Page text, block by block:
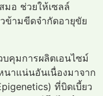
มอ ช่วยให้เซลล์
ข้ามขีดจำกัดอายุขัย
คุมการผลิตเอนไซม์
าแน่นอันเนื่องมาจาก
ที่บิดเบี้ยว